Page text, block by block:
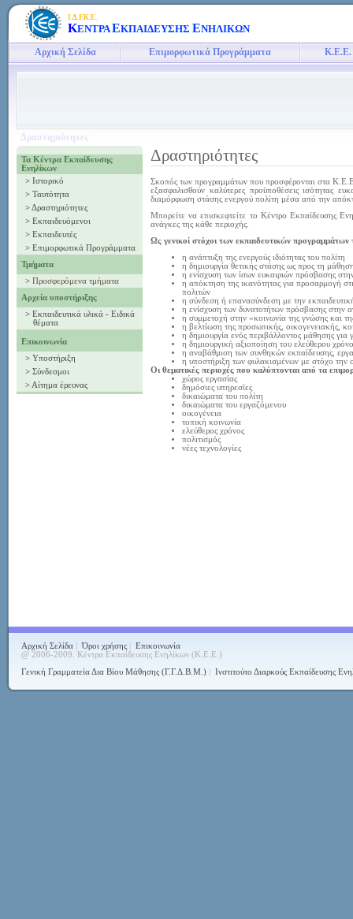
Ι.Δ.ΕΚ.Ε.
ΚΕΝΤΡΑΕΚΠΑΙΔΕΥΣΗΣ ΕΝΗΛΙΚΩΝ
Αρχική Σελίδα Επιμορφωτικά Προγράμματα Κ.Ε.Ε.
Δραστηριότητες
Τα Κέντρα Εκπαίδευσης
Ενηλίκων
> Ιστορικό
> Ταυτότητα
>Δραστηριότητες
> Εκπαιδευόμενοι
> Εκπαιδευτές
> Επιμορφωτικά Προγράμματα
Τμήματα
> Προσφερόμενα τμήματα
Αρχεία υποστήριξης
> Εκπαιδευτικά υλικά - Ειδικά
θέματα
Επικοινωνία
> Υποστήριξη
> Σύνδεσμοι
> Αίτημα έρευνας
Δραστηριότητες
Σκοπός των προγραμμάτων που προσφέρονται στα
εξασφαλισθούν καλύτερες προϋποθέσεις ισότητας
διαμόρφωση στάσης ενεργού πολίτη μέσα από την
Μπορείτε να επισκεφτείτε το Κέντρο Εκπαίδευσης
ανάγκες της κάθε περιοχής.
Ως γενικοί στόχοι των εκπαιδευτικών
η ανάπτυξη της ενεργούς ιδιότητας του πολίτη
η δημιουργία θετικής στάσης ως προς τη
η ενίσχυση των ίσων ευκαιριών πρόσβασης
η απόκτηση της ικανότητας για προσαρμογή
πολιτών
η σύνδεση ή επανασύνδεση με την
η ενίσχυση των δυνατοτήτων πρόσβασης στην
η συμμετοχή στην «κοινωνία της γνώσης και
η βελτίωση της προσωπικής, οικογενειακής,
η δημιουργία ενός περιβάλλοντος μάθησης για
η δημιουργική αξιοποίηση του ελεύθερου
η αναβάθμιση των συνθηκών εκπαίδευσης,
η υποστήριξη των φυλακισμένων με στόχο την
Οι θεματικές περιοχές που καλύπτονται από τα
χώρος εργασίας
δημόσιες υπηρεσίες
δικαιώματα του πολίτη
δικαιώματα του εργαζόμενου
οικογένεια
τοπική κοινωνία
ελεύθερος χρόνος
πολιτισμός
νέες τεχνολογίες
Αρχική Σελίδα |Όροι χρήσης
Επικοινωνία
@ 2006-2009. Κέντρα Εκπαίδευσης Ενηλίκων (Κ.Ε.Ε.)
Γενική Γραμματεία Δια Βίου Μάθησης (Γ.Γ.Δ.Β.Μ.)
Ινστιτούτο Διαρκούς Εκπαίδευσης